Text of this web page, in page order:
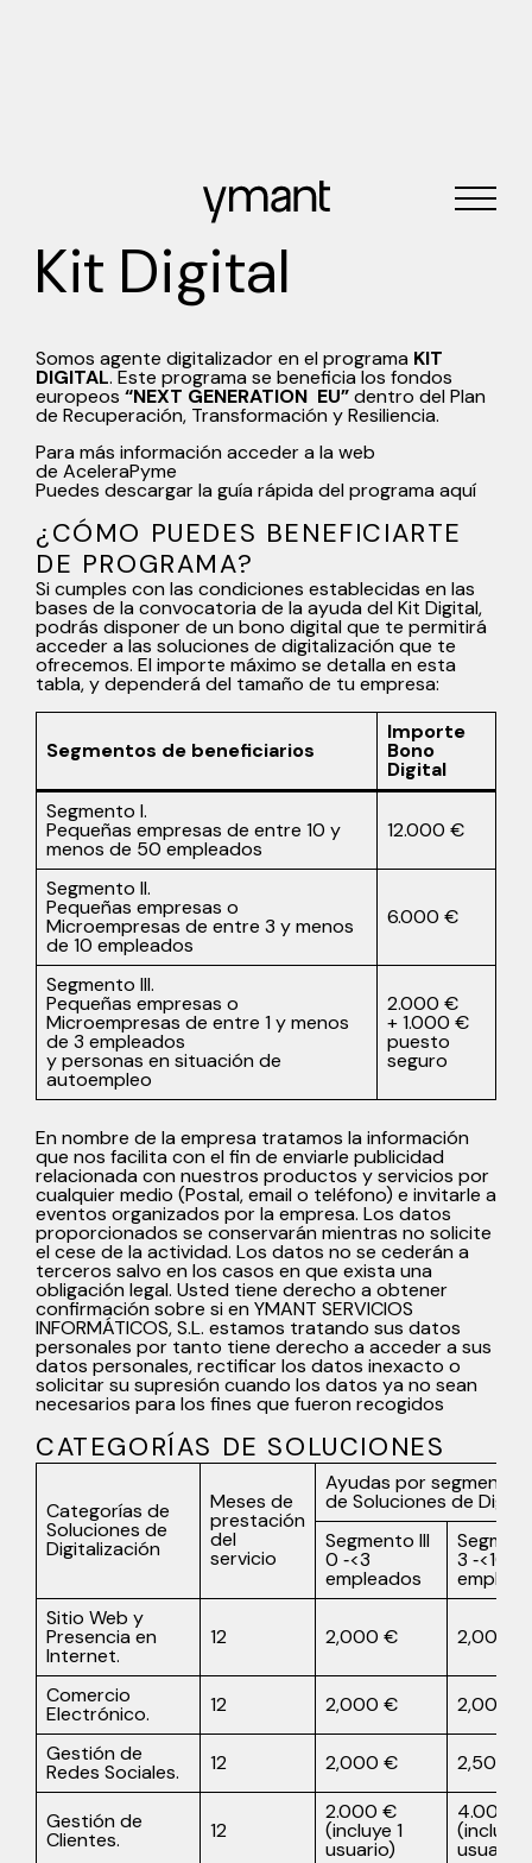
Kit Digital
Somos agente digitalizador en el programa KIT
DIGITAL. Este programa se beneficia los fondos
europeos “NEXT GENERATION EU”dentro del Plan
de Recuperación, Transformación y Resiliencia.
Para más información acceder a la web
de AceleraPyme
Puedes descargar la guía rápida del programa aquí
¿CÓMO PUEDES BENEFICIARTE
DE PROGRAMA?
Si cumples con las condiciones establecidas en las
bases de la convocatoria de la ayuda del Kit Digital,
podrás disponer de un bono digital que te permitirá
acceder a las soluciones de digitalización que te
ofrecemos. El importe máximo se detalla en esta
tabla, y dependerá del tamaño de tu empresa:
Segmentos de beneficiarios
Importe
Bono
Digital
Segmento I.
Pequeñas empresas de entre 10 y
menos de 50 empleados
12.000 €
Segmento II.
Pequeñas empresas o
Microempresas de entre 3 y menos
de 10 empleados
6.000 €
Segmento III.
Pequeñas empresas o
Microempresas de entre 1 y menos
de 3 empleados
y personas en situación de
autoempleo
2.000 €
+ 1.000 €
puesto
seguro
En nombre de la empresa tratamos la información
que nos facilita con el fin de enviarle publicidad
relacionada con nuestros productos y servicios por
cualquier medio (Postal, email o teléfono) e invitarle a
eventos organizados por la empresa. Los datos
proporcionados se conservarán mientras no solicite
el cese de la actividad. Los datos no se cederán a
terceros salvo en los casos en que exista una
obligación legal. Usted tiene derecho a obtener
confirmación sobre si en YMANT SERVICIOS
INFORMÁTICOS, S.L. estamos tratando sus datos
personales por tanto tiene derecho a acceder a sus
datos personales, rectificar los datos inexacto o
solicitar su supresión cuando los datos ya no sean
necesarios para los fines que fueron recogidos
CATEGORÍAS DE SOLUCIONES
Categorías de
Soluciones de
Digitalización
Meses de
prestación
del
servicio
Ayudas por segmento
de Soluciones de
Segmento III
0 ‐<3
empleados
3 ‐<10
Sitio Web y
Presencia en
Internet.
12 2,000 € 2,000 €
Comercio
Electrónico. 12 2,000 €
2,000 €
Gestión de
Redes Sociales. 12 2,000 € 2,500 €
Gestión de
Clientes. 12
2.000 €
(incluye 1
usuario)
4.000 €
(incluye